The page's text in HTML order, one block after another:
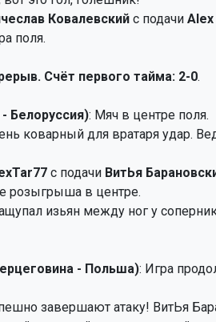
Ковалевский с подачи
поля.
Счёт первого тайма: 2-0.
Белоруссия): Мяч в центре поля.
коварный для вратаря удар.
с подачи ВитЬя
розыгрыша в центре.
изьян между ног у
- Польша): Игра
завершают атаку! ВитЬя